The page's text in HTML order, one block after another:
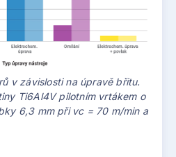
v závislosti na úpravě břitu.
Ti6Al4V pilotním vrtákem o
6,3 mm při vc = 70 m/min a